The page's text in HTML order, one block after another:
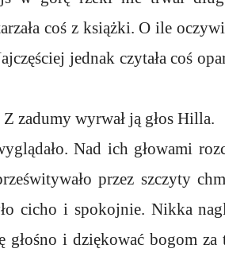
coś z książki. O ile
jednak czytała coś
zadumy wyrwał ją głos Hilla.
Nad ich głowami
przez szczyty
cicho i spokojnie. Nikka
głośno i dziękować bogom